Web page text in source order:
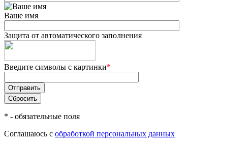
Ваше имя
Защита от автоматического заполнения
Введите символы с картинки*
* - обязательные поля
Соглашаюсь с обработкой персональных данных